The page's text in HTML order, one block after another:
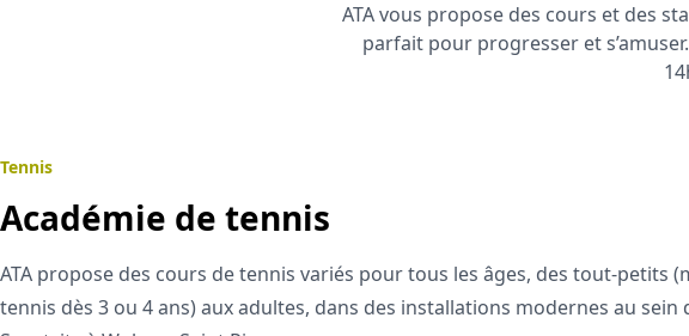
ATA vous propose des cours et des
parfait pour progresser et s’amuser.
Tennis
Académie de tennis
ATA propose des cours de tennis variés pour tous les âges, des tout-petits
tennis dès 3 ou 4 ans) aux adultes, dans des installations modernes au sein